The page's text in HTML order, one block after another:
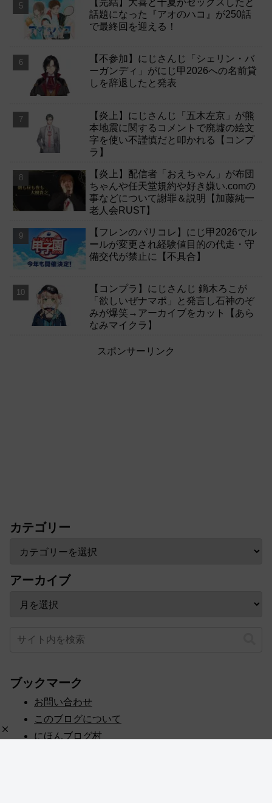
【完結】大喜と千夏がセックスしたと
話題になった『アオのハコ』が250話
で最終回を迎える！
【不参加】にじさんじ「シェリン・バ
ーガンディ」がにじ甲2026への名前貸
しを辞退したと発表
【炎上】にじさんじ「五木左京」が熊
本地震に関するコメントで廃墟の絵文
字を使い不謹慎だと叩かれる【コンプ
ラ】
【炎上】配信者「おえちゃん」が布団
ちゃんや任天堂規約や好き嫌い.comの
事などについて謝罪＆説明【加藤純一
老人会RUST】
【フレンのパリコレ】にじ甲2026でル
ールが変更され経験値目的の代走・守
備交代が禁止に【不具合】
【コンプラ】にじさんじ 鏑木ろこが
「欲しいぜナマポ」と発言し石神のぞ
みが爆笑→アーカイブをカット【あら
なみマイクラ】
スポンサーリンク
カテゴリー
アーカイブ
ブックマーク
お問い合わせ
このブログについて
にほんブログ村